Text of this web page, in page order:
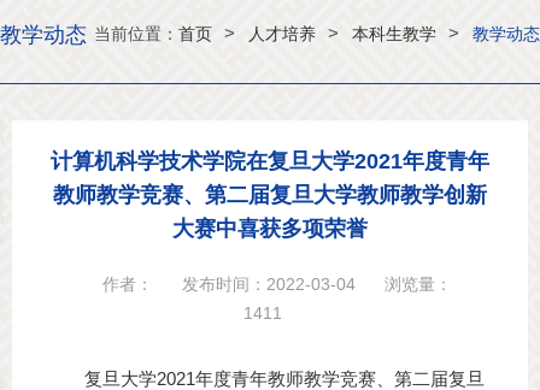
当前位置： 首页 > 人才培养 > 本科生教学 > 教学动态
教学动态
计算机科学技术学院在复旦大学2021年度青年
教师教学竞赛、第二届复旦大学教师教学创新
大赛中喜获多项荣誉
作者： 发布时间：2022-03-04
浏览量：
1411
复旦大学2021年度青年教师教学竞赛、第二届复旦